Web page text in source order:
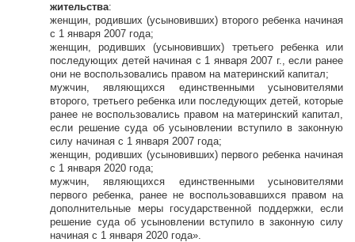
жительства:
женщин, родивших (усыновивших) второго ребенка начиная
с 1 января 2007 года;
женщин, родивших (усыновивших) третьего ребенка или
последующих детей начиная с 1 января 2007 г., если ранее
они не воспользовались правом на материнский капитал;
мужчин, являющихся единственными усыновителями
второго, третьего ребенка или последующих детей, которые
ранее не воспользовались правом на материнский капитал,
если решение суда об усыновлении вступило в законную
силу начиная с 1 января 2007 года;
женщин, родивших (усыновивших) первого ребенка начиная
с 1 января 2020 года;
мужчин, являющихся единственными усыновителями
первого ребенка, ранее не воспользовавшихся правом на
дополнительные меры государственной поддержки, если
решение суда об усыновлении вступило в законную силу
начиная с 1 января 2020 года».